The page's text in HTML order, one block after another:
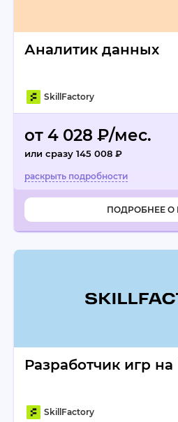
Аналитик данных
SkillFactory
от 4 028 ₽/мес.
или сразу 145 008 ₽
ПОДРОБНЕЕ О
Разработчик игр
SkillFactory